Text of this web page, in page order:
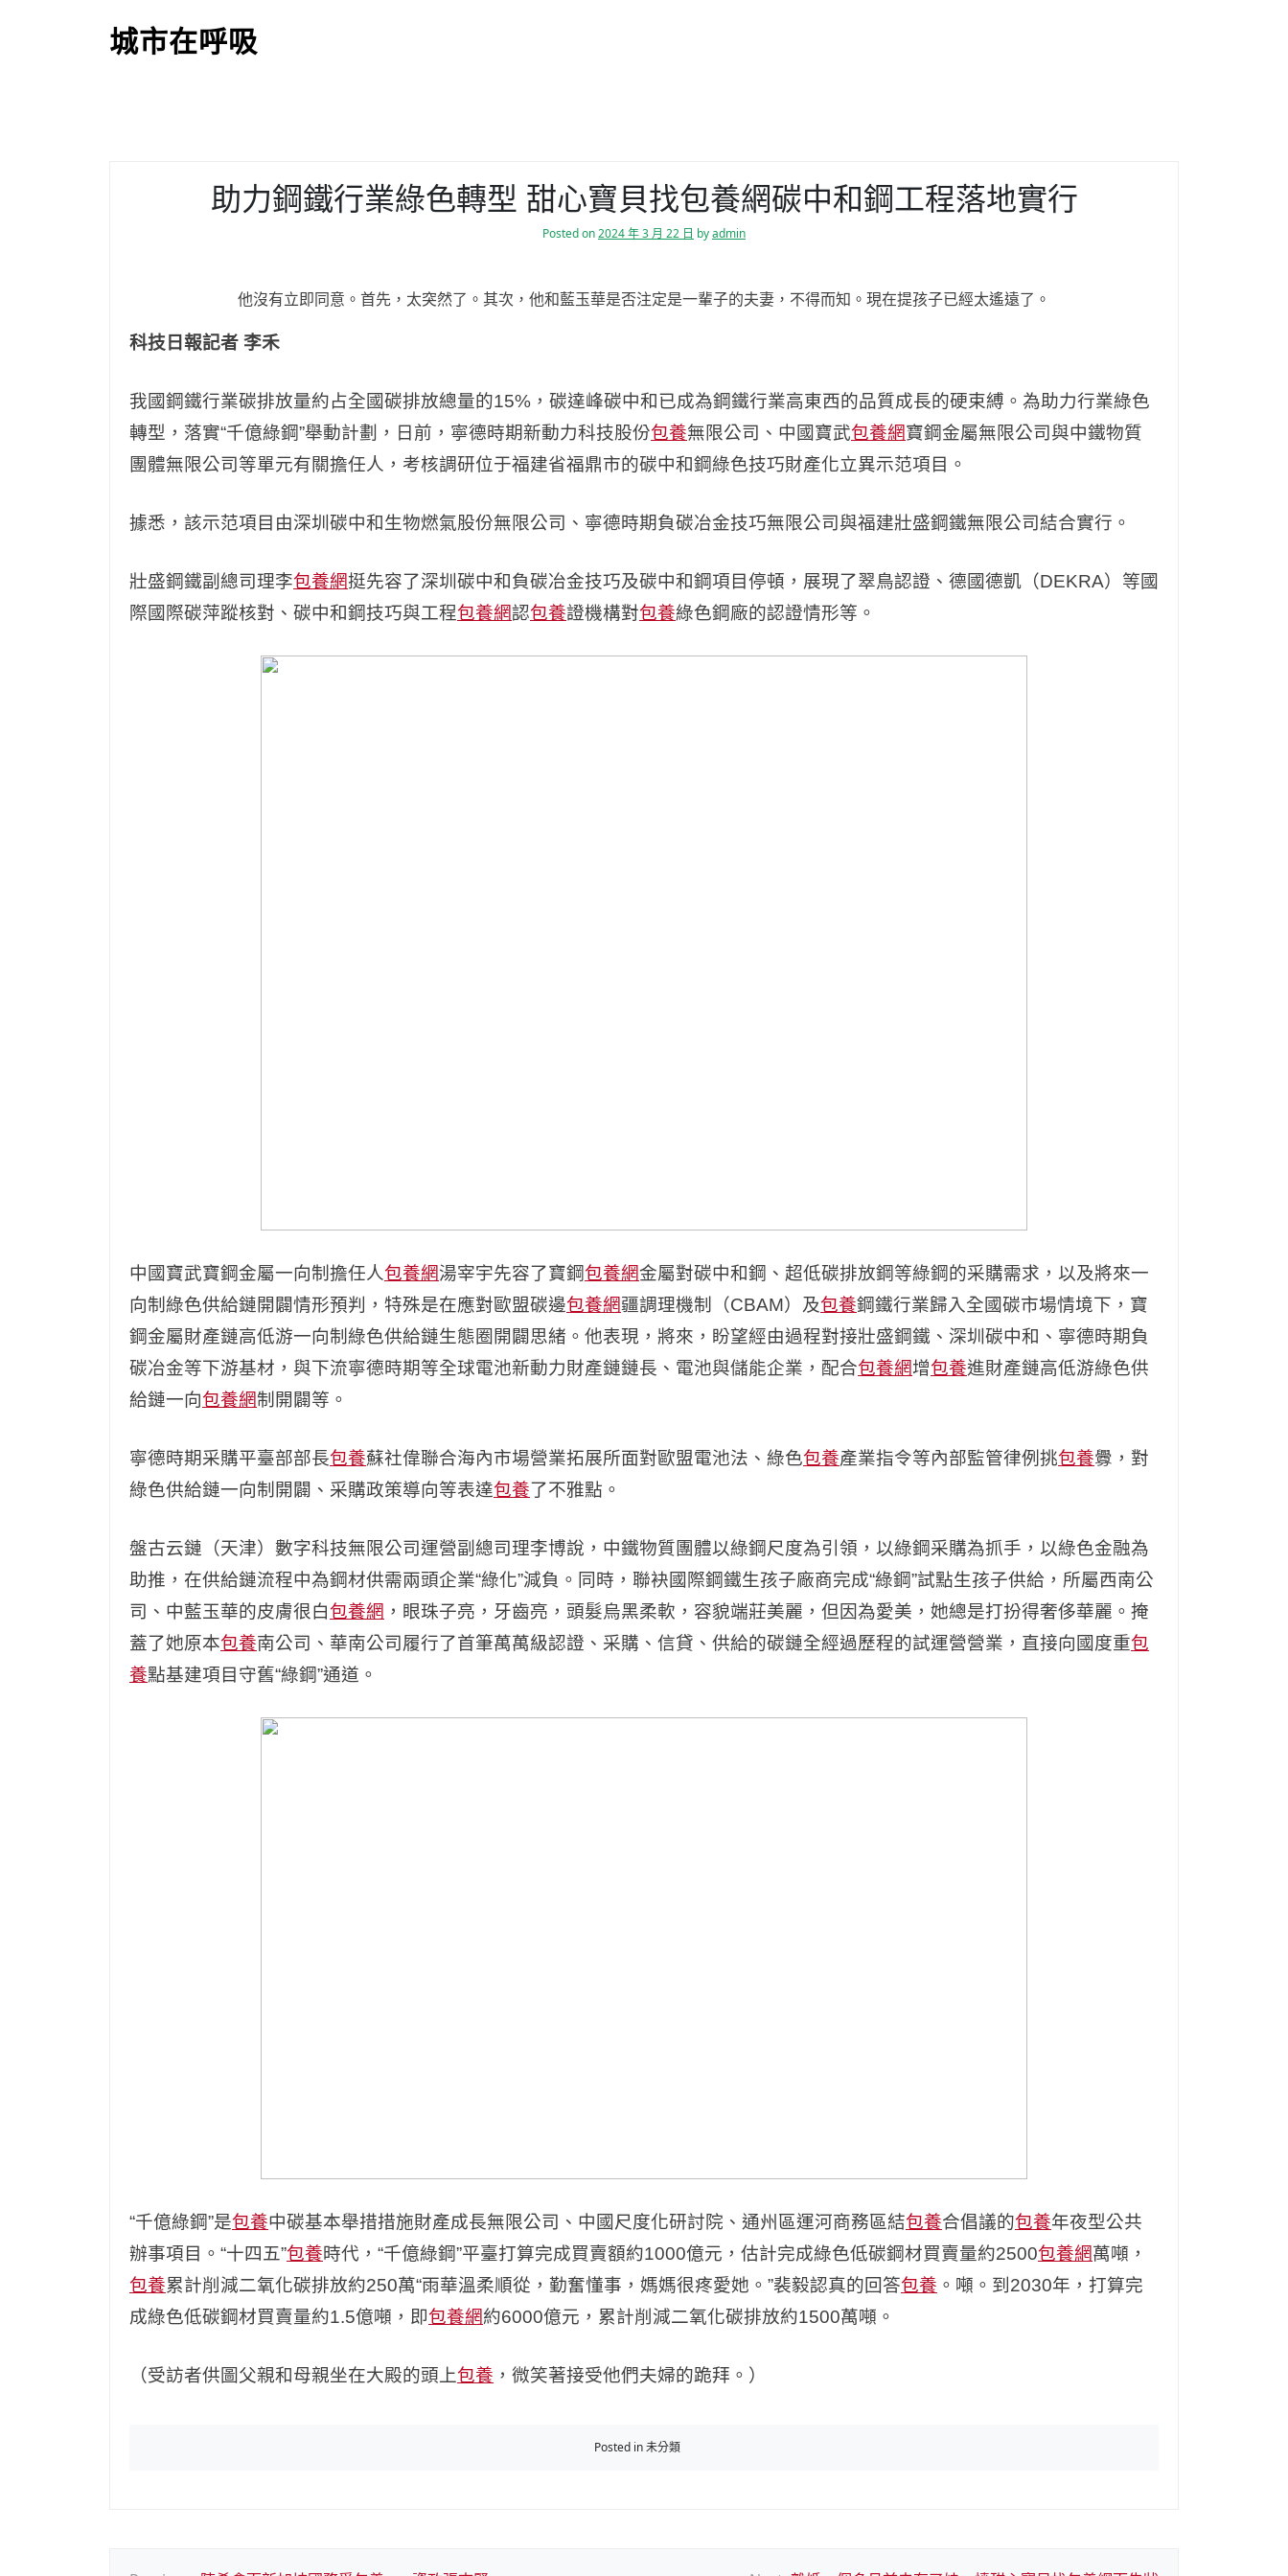
城市在呼吸
助力鋼鐵行業綠色轉型 甜心寶貝找包養網碳中和鋼工程落地實行
Posted on2024 年 3 月 22 日 byadmin
他沒有立即同意。首先，太突然了。其次，他和藍玉華是否注定是一輩子的夫妻，不得而知。現在提孩子已經太遙遠了。
科技日報記者 李禾
我國鋼鐵行業碳排放量約占全國碳排放總量的15%，碳達峰碳中和已成為鋼鐵行業高東西的品質成長的硬束縛。為助力行業綠色
轉型，落實“千億綠鋼”舉動計劃，日前，寧德時期新動力科技股份包養無限公司、中國寶武包養網寶鋼金屬無限公司與中鐵物質
團體無限公司等單元有關擔任人，考核調研位于福建省福鼎市的碳中和鋼綠色技巧財產化立異示范項目。
據悉，該示范項目由深圳碳中和生物燃氣股份無限公司、寧德時期負碳冶金技巧無限公司與福建壯盛鋼鐵無限公司結合實行。
壯盛鋼鐵副總司理李包養網挺先容了深圳碳中和負碳冶金技巧及碳中和鋼項目停頓，展現了翠鳥認證、德國德凱（DEKRA）等國
際國際碳萍蹤核對、碳中和鋼技巧與工程包養網認包養證機構對包養綠色鋼廠的認證情形等。
中國寶武寶鋼金屬一向制擔任人包養網湯宰宇先容了寶鋼包養網金屬對碳中和鋼、超低碳排放鋼等綠鋼的采購需求，以及將來一
向制綠色供給鏈開闢情形預判，特殊是在應對歐盟碳邊包養網疆調理機制（CBAM）及包養鋼鐵行業歸入全國碳市場情境下，寶
鋼金屬財產鏈高低游一向制綠色供給鏈生態圈開闢思緒。他表現，將來，盼望經由過程對接壯盛鋼鐵、深圳碳中和、寧德時期負
碳冶金等下游基材，與下流寧德時期等全球電池新動力財產鏈鏈長、電池與儲能企業，配合包養網增包養進財產鏈高低游綠色供
給鏈一向包養網制開闢等。
寧德時期采購平臺部部長包養蘇社偉聯合海內市場營業拓展所面對歐盟電池法、綠色包養產業指令等內部監管律例挑包養釁，對
綠色供給鏈一向制開闢、采購政策導向等表達包養了不雅點。
盤古云鏈（天津）數字科技無限公司運營副總司理李博說，中鐵物質團體以綠鋼尺度為引領，以綠鋼采購為抓手，以綠色金融為
助推，在供給鏈流程中為鋼材供需兩頭企業“綠化”減負。同時，聯袂國際鋼鐵生孩子廠商完成“綠鋼”試點生孩子供給，所屬西南公
司、中藍玉華的皮膚很白包養網 ，眼珠子亮，牙齒亮，頭髮烏黑柔軟，容貌端莊美麗，但因為愛美，她總是打扮得奢侈華麗。掩
蓋了她原本包養南公司、華南公司履行了首筆萬萬級認證、采購、信貸、供給的碳鏈全經過歷程的試運營營業，直接向國度重包
養點基建項目守舊“綠鋼”通道。
“千億綠鋼”是包養中碳基本舉措措施財產成長無限公司、中國尺度化研討院、通州區運河商務區結包養合倡議的包養年夜型公共
辦事項目。“十四五”包養時代，“千億綠鋼”平臺打算完成買賣額約1000億元，估計完成綠色低碳鋼材買賣量約2500包養網萬噸，
包養累計削減二氧化碳排放約250萬“雨華溫柔順從，勤奮懂事，媽媽很疼愛她。”裴毅認真的回答包養 。噸。到2030年，打算完
成綠色低碳鋼材買賣量約1.5億噸，即包養網約6000億元，累計削減二氧化碳排放約1500萬噸。
（受訪者供圖父親和母親坐在大殿的頭上包養 ，微笑著接受他們夫婦的跪拜。）
Posted in 未分類